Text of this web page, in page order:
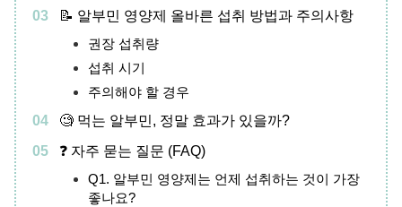
📝 알부민 영양제 올바른 섭취 방법과 주의사항
권장 섭취량
섭취 시기
주의해야 할 경우
🧐 먹는 알부민, 정말 효과가 있을까?
❓ 자주 묻는 질문 (FAQ)
Q1. 알부민 영양제는 언제 섭취하는 것이 가장
좋나요?